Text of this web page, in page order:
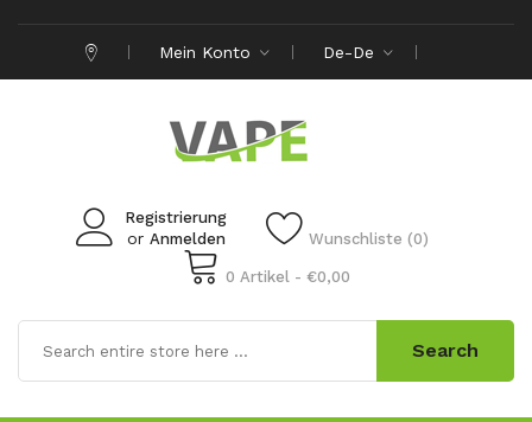
Mein Konto De-De
Registrierung
or Anmelden Wunschliste (0)
0 Artikel - €0,00
Search